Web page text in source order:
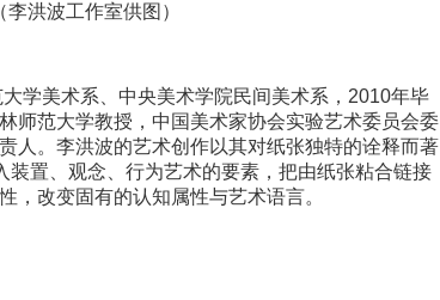
李洪波工作室供图）
学美术系、中央美术学院民间美术系，2010年毕
师范大学教授，中国美术家协会实验艺术委员会委
人。李洪波的艺术创作以其对纸张独特的诠释而著
装置、观念、行为艺术的要素，把由纸张粘合链接
，改变固有的认知属性与艺术语言。